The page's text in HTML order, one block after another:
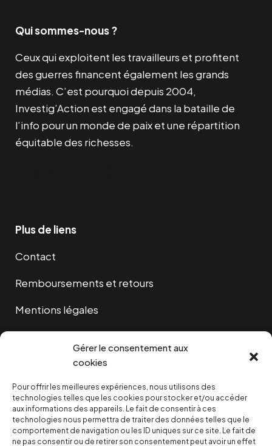
Gérer le consentement aux
cookies
Pour offrir les meilleures expériences, nous utilisons des
technologies telles que les cookies pour stocker et/ou accéder
aux informations des appareils. Le fait de consentir à ces
technologies nous permettra de traiter des données telles que le
comportement de navigation ou les ID uniques sur ce site. Le fait de
ne pas consentir ou de retirer son consentement peut avoir un effet
Qui sommes-nous ?
Ceux qui exploitent les travailleurs et profitent
des guerres financent également les grands
médias. C’est pourquoi depuis 2004,
Investig’Action est engagé dans la bataille de
l’info pour un monde de paix et une répartition
équitable des richesses.
Plus de liens
Contact
Remboursements et retours
Mentions légales
NOUS SOUTENIR
NOTRE NEWSLETTER